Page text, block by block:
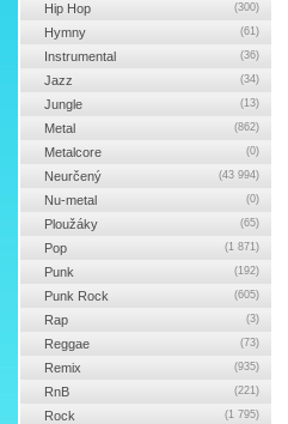
Hip Hop (300)
Hymny (61)
Instrumental (36)
Jazz (34)
Jungle (13)
Metal (862)
Metalcore (0)
Neurčený (43 994)
Nu-metal (0)
Ploužáky (65)
Pop (1 871)
Punk (192)
Punk Rock (605)
Rap (3)
Reggae (73)
Remix (935)
RnB (221)
Rock (1 795)